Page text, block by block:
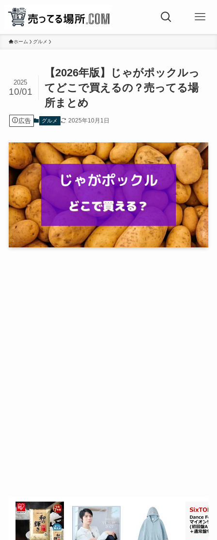
ホーム グルメ
【2026年版】じゃがポックルっ
てどこで買えるの？売ってる場
所まとめ
2025
10/01
広告 グルメ 2025年10月1日